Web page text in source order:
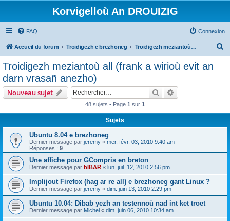
Korvigelloù An DROUIZIG
FAQ Connexion
Accueil du forum Troidigezh e brezhoneg Troidigezh meziantoù all (frank a wirioù evit an darn vrasañ anezho)
Troidigezh meziantoù all (frank a wirioù evit an
darn vrasañ anezho)
Nouveau sujet Rechercher
48 sujets • Page 1 sur 1
Sujets
Ubuntu 8.04 e brezhoneg
Dernier message par jeremy « mer. févr. 03, 2010 9:40 am
Réponses : 9
Une affiche pour GCompris en breton
Dernier message par bIBAR « lun. juil. 12, 2010 2:56 pm
Implijout Firefox (hag ar re all) e brezhoneg gant Linux ?
Dernier message par jeremy « dim. juin 13, 2010 2:29 pm
Ubuntu 10.04: Dibab yezh an testennoù nad int ket troet
Dernier message par Michel « dim. juin 06, 2010 10:34 am